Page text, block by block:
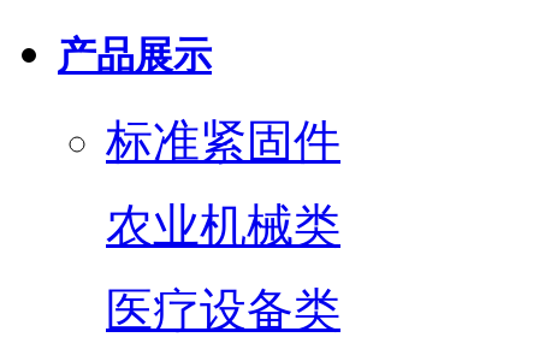
产品展示
标准紧固件
农业机械类
医疗设备类